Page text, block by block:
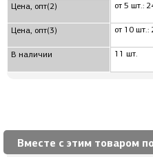
Цена, опт(2)
Цена, опт(3)
В наличии
от 5 шт.:
от 10 шт.:
11 шт.
Вместе с этим товаром